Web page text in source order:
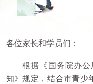
各位家长和学员们：
根据《国务院办
知》规定，结合市青少